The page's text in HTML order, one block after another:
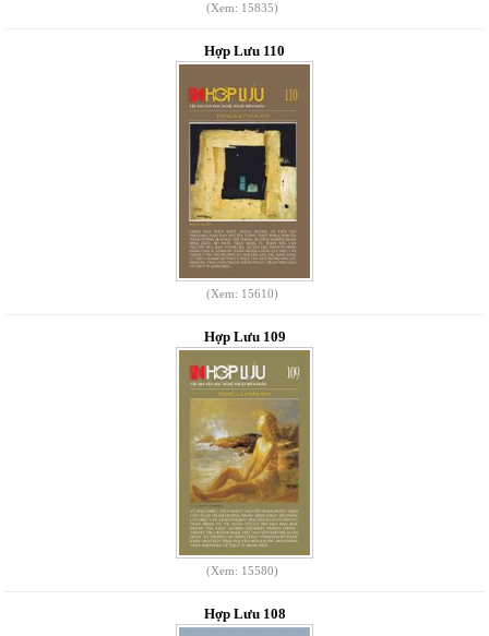
(Xem: 15835)
Hợp Lưu 110
(Xem: 15610)
Hợp Lưu 109
(Xem: 15580)
Hợp Lưu 108